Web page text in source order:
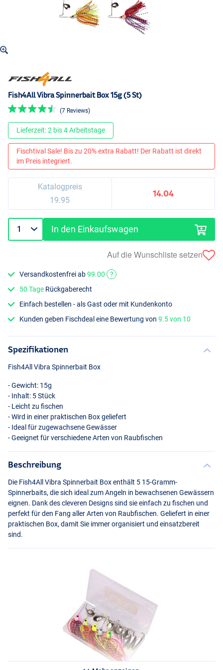
Fish4All Vibra Spinnerbait Box 15g (5 St)
(7 Reviews)
Lieferzeit: 2 bis 4 Arbeitstage
Fischtival Sale! Bis zu 20% extra Rabatt! Der Rabatt ist direkt
im Preis integriert.
Katalogpreis
19.95
14.04
In den Einkaufswagen
Auf die Wunschliste setzen
Versandkostenfrei ab99.00
?
50 Tage Rückgaberecht
Einfach bestellen - als Gast oder mit Kundenkonto
Kunden geben Fischdeal eine Bewertung von9.5 von 10
Spezifikationen
Fish4All Vibra Spinnerbait Box
- Gewicht: 15g
- Inhalt: 5 Stück
- Leicht zu fischen
- Wird in einer praktischen Box geliefert
- Ideal für zugewachsene Gewässer
- Geeignet für verschiedene Arten von Raubfischen
Beschreibung
Die Fish4All Vibra Spinnerbait Box enthält 5 15-Gramm-
Spinnerbaits, die sich ideal zum Angeln in bewachsenen Gewässern
eignen. Dank des cleveren Designs sind sie einfach zu fischen und
perfekt für den Fang aller Arten von Raubfischen. Geliefert in einer
praktischen Box, damit Sie immer organisiert und einsatzbereit
sind.